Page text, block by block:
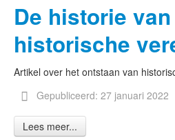
De historie
historische
Artikel over het ontstaan van
Gepubliceerd: 27 januari 2022
Lees meer...